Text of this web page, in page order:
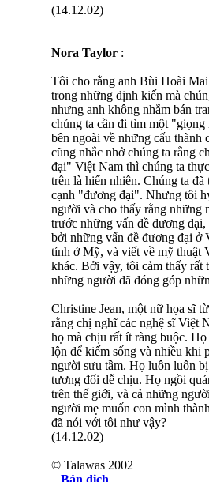
(14.12.02)
Nora Taylor :
Tôi cho rằng anh Bùi Hoài
trong những định kiến mà
nhưng anh không nhằm bán
chúng ta cần đi tìm một
bên ngoài về những cấu
cũng nhắc nhở chúng ta rằng
đại" Việt Nam thì chúng ta
trên là hiển nhiên. Chúng ta
cạnh "đương đại". Nhưng tôi
người và cho thấy rằng những
trước những vấn đề đương
bởi những vấn đề đương đại
tính ở Mỹ, và viết về mỹ thuật
khác. Bởi vậy, tôi cảm thấy rất
những người đã đóng góp
Christine Jean, một nữ họa sĩ
rằng chị nghĩ các nghệ sĩ Việt
họ mà chịu rất ít ràng buộc.
lộn để kiếm sống và nhiều khi
người sưu tầm. Họ luôn luôn
tương đối dễ chịu. Họ ngồi
trên thế giới, và cả những
người mẹ muốn con mình
đã nói với tôi như vậy?
(14.12.02)
© Talawas 2002
Bản dịch